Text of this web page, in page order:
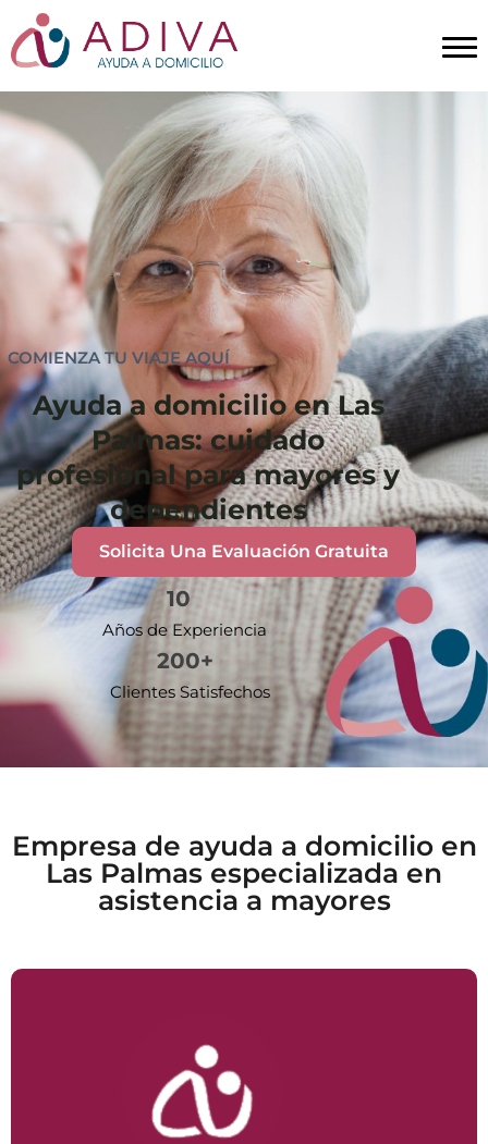
COMIENZA TU VIAJE AQUÍ
Ayuda a domicilio en Las
Palmas: cuidado
profesional para mayores y
dependientes
Solicita Una Evaluación Gratuita
Años de Experiencia
10
Clientes Satisfechos
200+
Empresa de ayuda a domicilio en
Las Palmas especializada en
asistencia a mayores